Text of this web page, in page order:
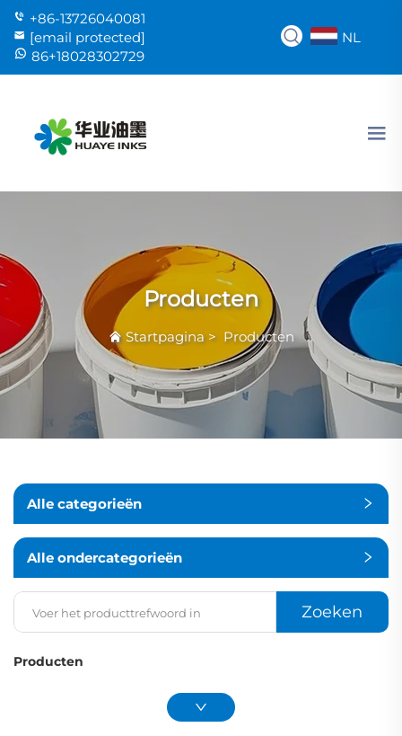
+86-13726040081
[email protected]
86+18028302729
NL
Producten
Startpagina> Producten
Alle categorieën
Alle ondercategorieën
Zoeken
Producten